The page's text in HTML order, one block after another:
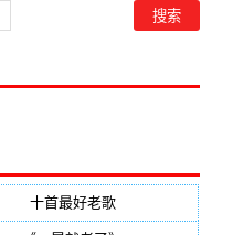
十首最好老歌(300)